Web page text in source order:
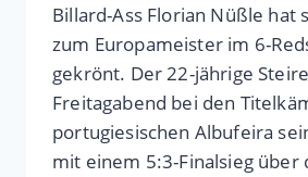
Billard-Ass Florian Nüßle hat
zum Europameister im 6-
gekrönt. Der 22-jährige
Freitagabend bei den
portugiesischen Albufeira
mit einem 5:3-Finalsieg über